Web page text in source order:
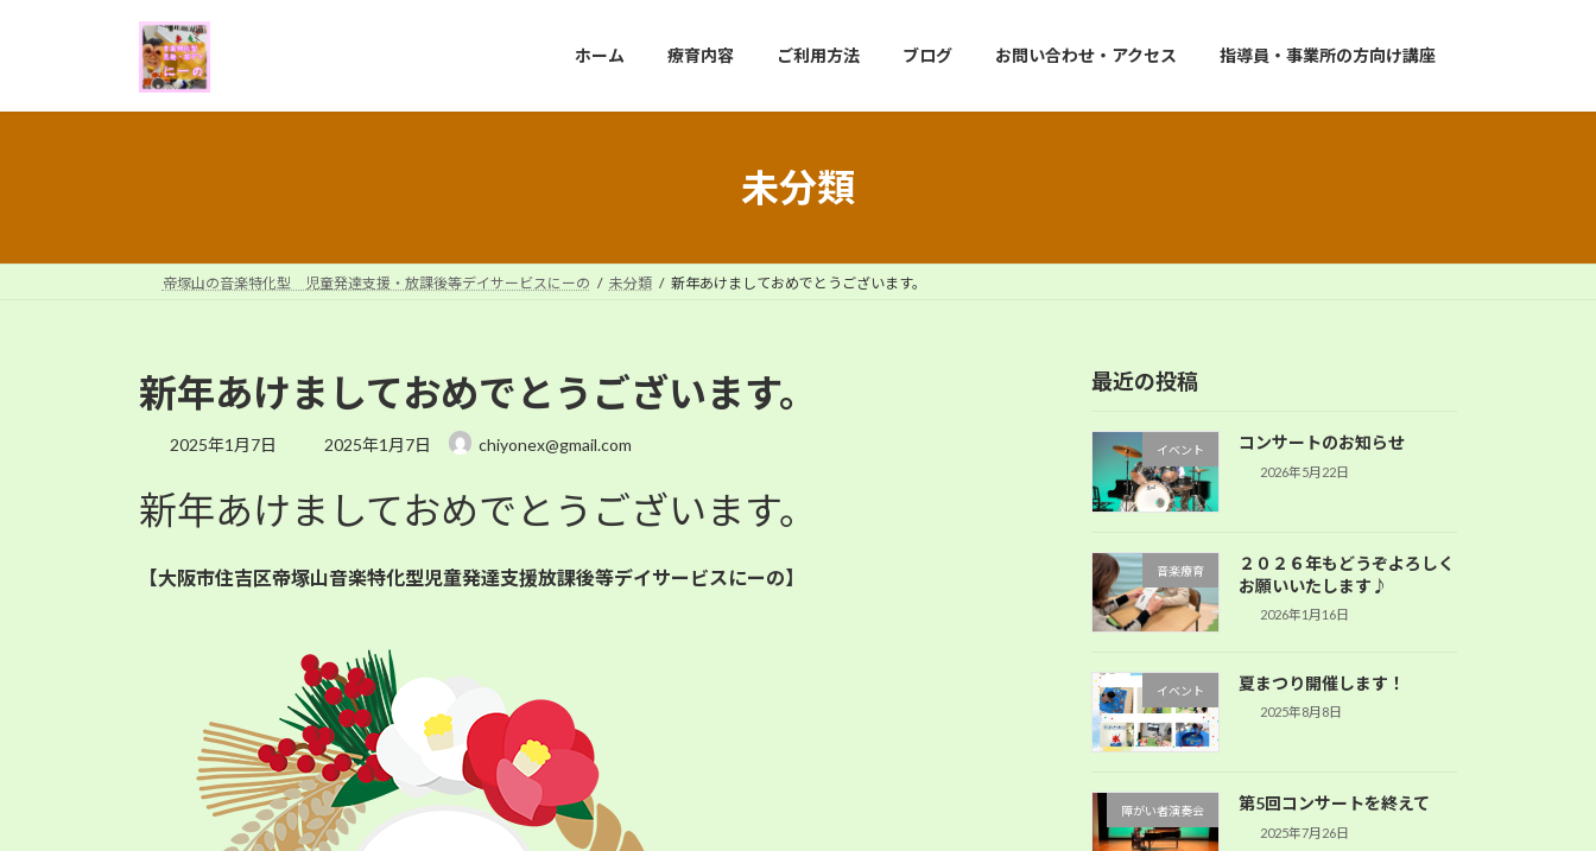
プ
動
ホーム 療育内容 ご利用方法 ブログ お問い合わせ・アクセス 指導員・事業所の方向け講座
未分類
帝塚山の音楽特化型 児童発達支援・放課後等デイサービスにーの 未分類 新年あけましておめでとうございます。
新年あけましておめでとうございます。
2025年1月7日
最
新
:
2025年1月7日 chiyonex@gmail.com
新年あけましておめでとうございます。
【大阪市住吉区帝塚山音楽特化型児童発達支援放課後等デイサービスにーの】
最近の投稿
イベント コンサートのお知らせ
2026年5月22日
音楽療育
２０２６年もどうぞよろしく
お願いいたします♪
2026年1月16日
イベント 夏まつり開催します！
2025年8月8日
障がい者演奏会 第5回コンサートを終えて
2025年7月26日